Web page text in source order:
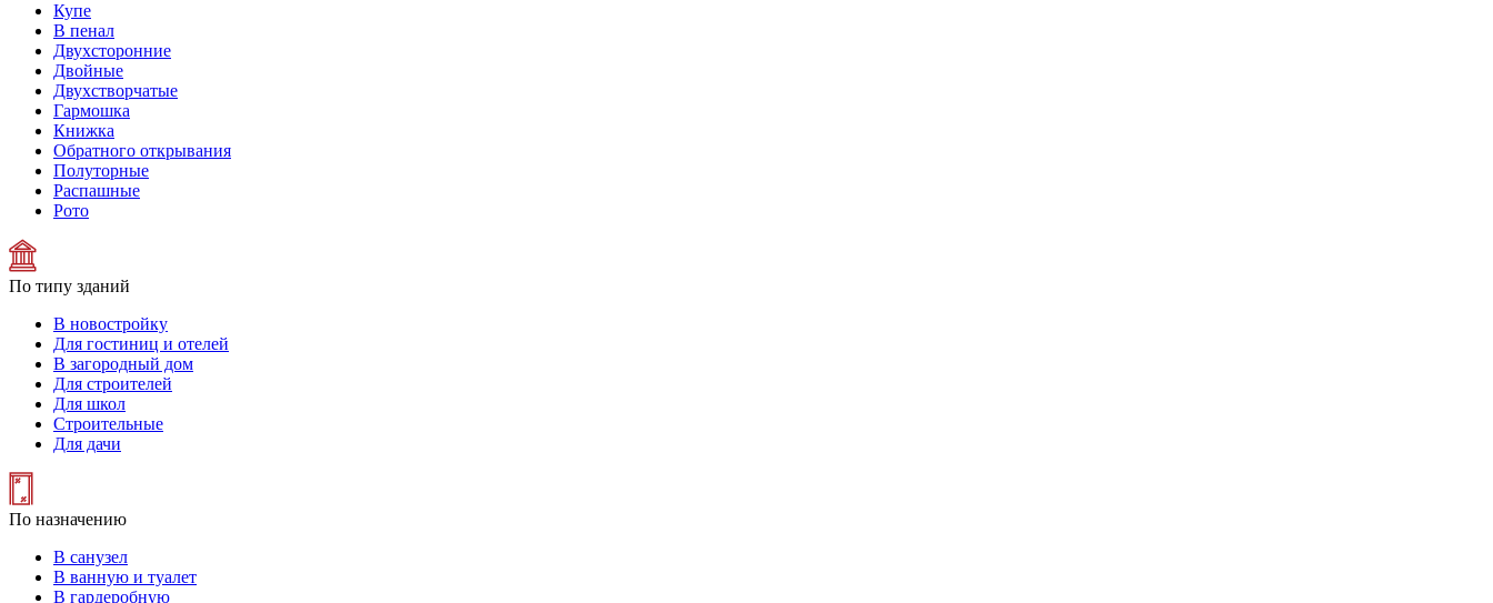
Купе
В пенал
Двухсторонние
Двойные
Двухстворчатые
Гармошка
Книжка
Обратного открывания
Полуторные
Распашные
Рото
По типу зданий
В новостройку
Для гостиниц и отелей
В загородный дом
Для строителей
Для школ
Строительные
Для дачи
По назначению
В санузел
В ванную и туалет
В гардеробную